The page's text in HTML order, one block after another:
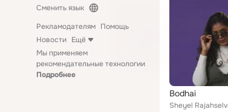
Сменить язык
Рекламодателям Помощь
Новости Ещё
Мы применяем
рекомендательные технологии
Подробнее
Bodhai